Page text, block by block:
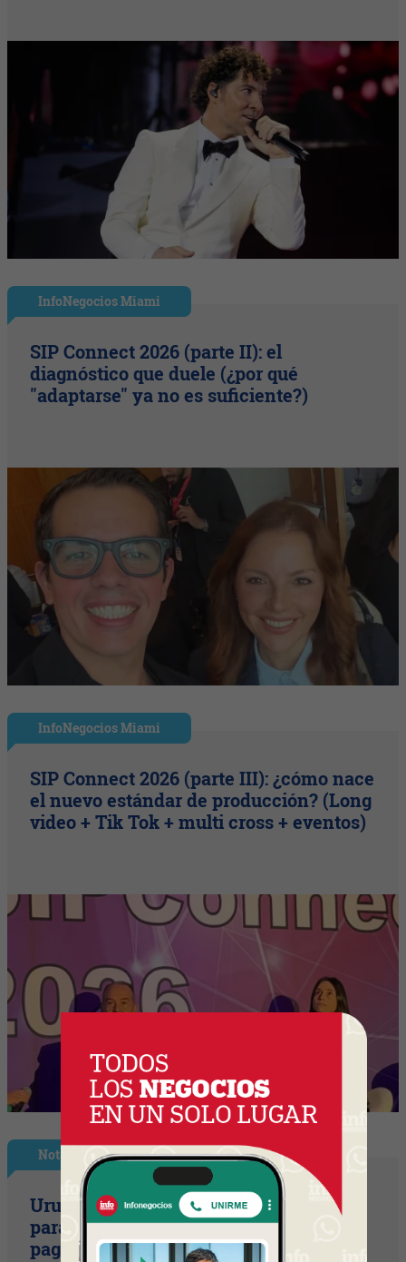
InfoNegocios Miami
SIP Connect 2026 (parte II): el
diagnóstico que duele (¿por qué
"adaptarse" ya no es suficiente?)
InfoNegocios Miami
SIP Connect 2026 (parte III): ¿cómo nace
el nuevo estándar de producción? (Long
video + Tik Tok + multi cross + eventos)
Nota Principal
Uruguay empieza a discutir las reglas
para una movilidad autónoma (¿Quién
paga si el auto sin conductor choca?)